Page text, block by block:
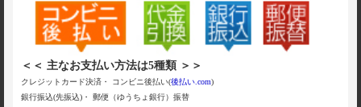
＜＜ 主なお支払い方法は5種類 ＞＞
クレジットカード決済・ コンビニ後払い(後払い.com)
銀行振込(先振込)・ 郵便（ゆうちょ銀行）振替